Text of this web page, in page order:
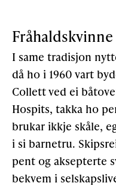
Fråhaldskvinne
I same tradisjon
då ho i 1960 vart
Collett ved ei
Hospits, takka ho
brukar ikkje skåle,
i si barnetru.
pent og aksepterte
bekvem i